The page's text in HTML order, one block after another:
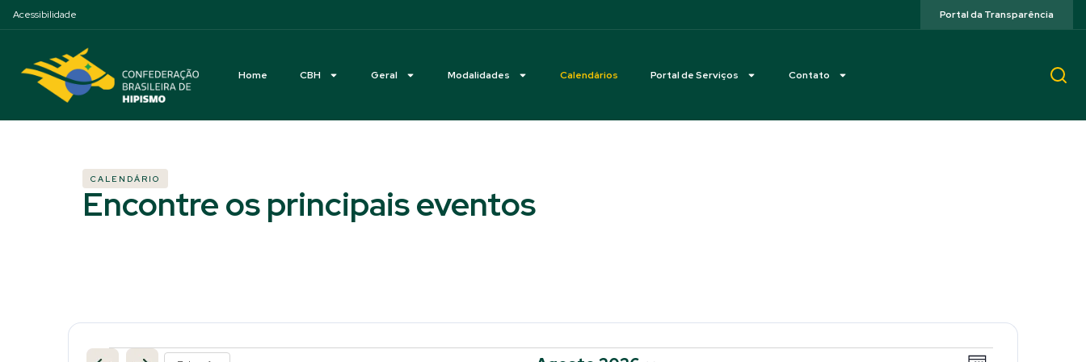
Acessibilidade Portal da Transparência
Home CBH Geral Modalidades Calendários Portal de Serviços Contato
CALENDÁRIO
Encontre os principais eventos
Selecione